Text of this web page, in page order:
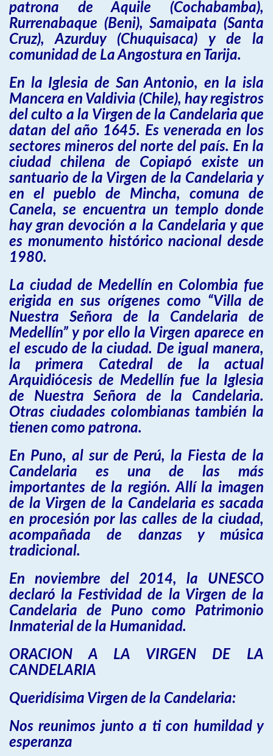
patrona de Aquile (Cochabamba),
Rurrenabaque (Beni), Samaipata (Santa
Cruz), Azurduy (Chuquisaca) y de la
comunidad de La Angostura en Tarija.
En la Iglesia de San Antonio, en la isla
Mancera en Valdivia (Chile), hay registros
del culto a la Virgen de la Candelaria que
datan del año 1645. Es venerada en los
sectores mineros del norte del país. En la
ciudad chilena de Copiapó existe un
santuario de la Virgen de la Candelaria y
en el pueblo de Mincha, comuna de
Canela, se encuentra un templo donde
hay gran devoción a la Candelaria y que
es monumento histórico nacional desde
1980.
La ciudad de Medellín en Colombia fue
erigida en sus orígenes como “Villa de
Nuestra Señora de la Candelaria de
Medellín” y por ello la Virgen aparece en
el escudo de la ciudad. De igual manera,
la primera Catedral de la actual
Arquidiócesis de Medellín fue la Iglesia
de Nuestra Señora de la Candelaria.
Otras ciudades colombianas también la
tienen como patrona.
En Puno, al sur de Perú, la Fiesta de la
Candelaria es una de las más
importantes de la región. Allí la imagen
de la Virgen de la Candelaria es sacada
en procesión por las calles de la ciudad,
acompañada de danzas y música
tradicional.
En noviembre del 2014, la UNESCO
declaró la Festividad de la Virgen de la
Candelaria de Puno como Patrimonio
Inmaterial de la Humanidad.
ORACION A LA VIRGEN DE LA
CANDELARIA
Queridísima Virgen de la Candelaria:
Nos reunimos junto a ti con humildad y
esperanza